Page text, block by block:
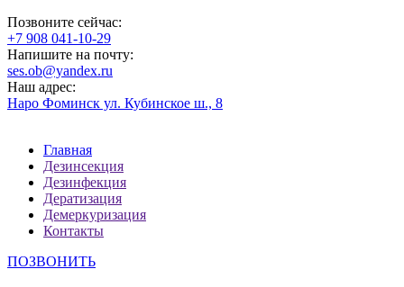
Позвоните сейчас:
‪+7 908 041-10-29
Напишите на почту:
ses.ob@yandex.ru
Наш адрес:
Наро Фоминск ул. Кубинское ш., 8
Главная
Дезинсекция
Дезинфекция
Дератизация
Демеркуризация
Контакты
ПОЗВОНИТЬ